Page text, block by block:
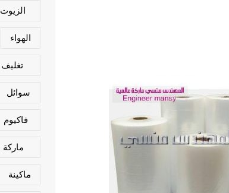
الزيوت
الهواء
تغليف
سوائل
فاكيوم
ماركة
ماكينة